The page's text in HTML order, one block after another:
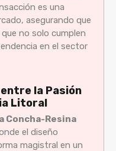
es una
asegurando que
no solo cumplen
en el sector
la Pasión
Litoral
Concha-Resina
el diseño
magistral en un